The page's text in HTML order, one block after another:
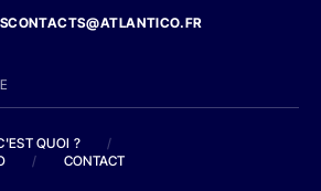
QUOI ?
/
/ CONTACT